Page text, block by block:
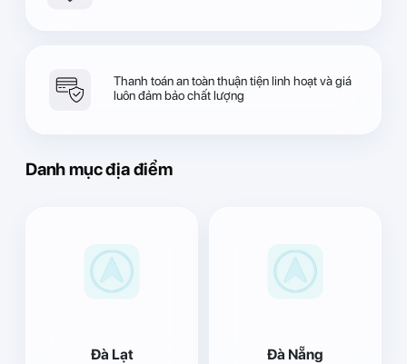
Thanh toán an toàn thuận tiện linh hoạt và giá
luôn đảm bảo chất lượng
Danh mục địa điểm
Đà Lạt Đà Nẵng